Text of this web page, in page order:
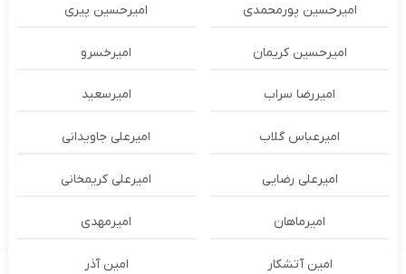
امیرحسین پورمحمدی امیرحسین پیری
امیرحسین کریمان امیرخسرو
امیررضا سراب امیرسعید
امیرعباس گلاب امیرعلی جاویدانی
امیرعلی رضایی امیرعلی کریمخانی
امیرماهان امیرمهدی
امین آتشکار امین آذر